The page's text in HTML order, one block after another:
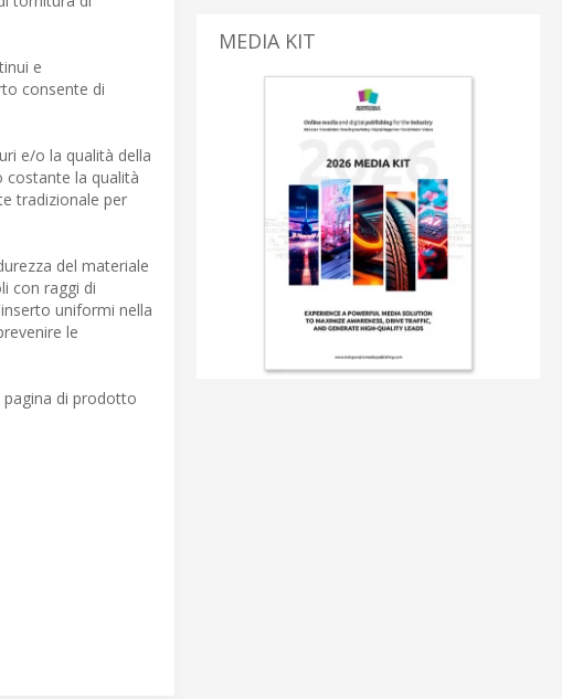
e
consente di
e/o la qualità della
costante la qualità
tradizionale per
del materiale
con raggi di
uniformi nella
le
di prodotto
MEDIA KIT